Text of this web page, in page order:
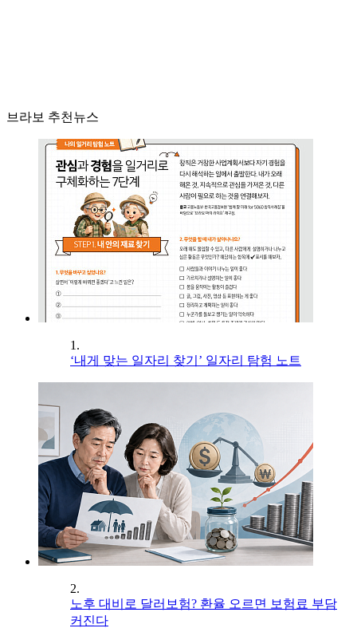
브라보 추천뉴스
1.
‘내게 맞는 일자리 찾기’ 일자리 탐험 노트
2.
노후 대비로 달러보험? 환율 오르면 보험료 부담
커진다